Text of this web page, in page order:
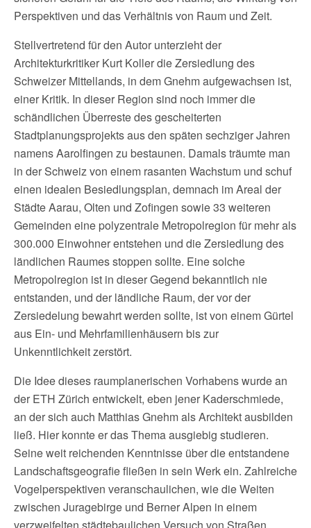
Perspektiven und das Verhältnis von Raum und Zeit.
Stellvertretend für den Autor unterzieht der
Architekturkritiker Kurt Koller die Zersiedlung des
Schweizer Mittellands, in dem Gnehm aufgewachsen ist,
einer Kritik. In dieser Region sind noch immer die
schändlichen Überreste des gescheiterten
Stadtplanungsprojekts aus den späten sechziger Jahren
namens Aarolfingen zu bestaunen. Damals träumte man
in der Schweiz von einem rasanten Wachstum und schuf
einen idealen Besiedlungsplan, demnach im Areal der
Städte Aarau, Olten und Zofingen sowie 33 weiteren
Gemeinden eine polyzentrale Metropolregion für mehr als
300.000 Einwohner entstehen und die Zersiedlung des
ländlichen Raumes stoppen sollte. Eine solche
Metropolregion ist in dieser Gegend bekanntlich nie
entstanden, und der ländliche Raum, der vor der
Zersiedelung bewahrt werden sollte, ist von einem Gürtel
aus Ein- und Mehrfamilienhäusern bis zur
Unkenntlichkeit zerstört.
Die Idee dieses raumplanerischen Vorhabens wurde an
der ETH Zürich entwickelt, eben jener Kaderschmiede,
an der sich auch Matthias Gnehm als Architekt ausbilden
ließ. Hier konnte er das Thema ausgiebig studieren.
Seine weit reichenden Kenntnisse über die entstandene
Landschaftsgeografie fließen in sein Werk ein. Zahlreiche
Vogelperspektiven veranschaulichen, wie die Weiten
zwischen Juragebirge und Berner Alpen in einem